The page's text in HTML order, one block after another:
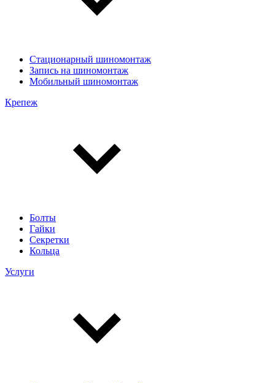
Стационарный шиномонтаж
Запись на шиномонтаж
Мобильный шиномонтаж
Крепеж
Болты
Гайки
Секретки
Кольца
Услуги